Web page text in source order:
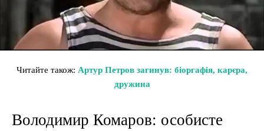
Читайте також: Артур Петров загинув: біоргафія, карєра,
дружина
Володимир Комаров: особисте